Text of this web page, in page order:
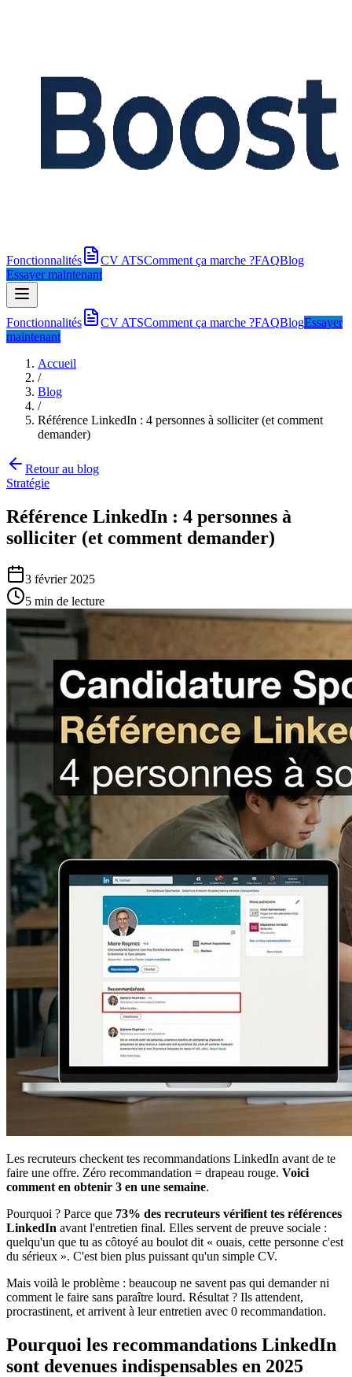
Fonctionnalités CV ATSComment ça marche ?FAQBlog
Essayer maintenant
Fonctionnalités CV ATSComment ça marche ?FAQBlogEssayer
maintenant
Accueil
/
Blog
/
Référence LinkedIn : 4 personnes à solliciter (et comment
demander)
Retour au blog
Stratégie
Référence LinkedIn : 4 personnes à
solliciter (et comment demander)
3 février 2025
5 min de lecture
Les recruteurs checkent tes recommandations LinkedIn avant de te
faire une offre. Zéro recommandation = drapeau rouge. Voici
comment en obtenir 3 en une semaine.
Pourquoi ? Parce que 73% des recruteurs vérifient tes références
LinkedIn avant l'entretien final. Elles servent de preuve sociale :
quelqu'un que tu as côtoyé au boulot dit « ouais, cette personne c'est
du sérieux ». C'est bien plus puissant qu'un simple CV.
Mais voilà le problème : beaucoup ne savent pas qui demander ni
comment le faire sans paraître lourd. Résultat ? Ils attendent,
procrastinent, et arrivent à leur entretien avec 0 recommandation.
Pourquoi les recommandations LinkedIn
sont devenues indispensables en 2025